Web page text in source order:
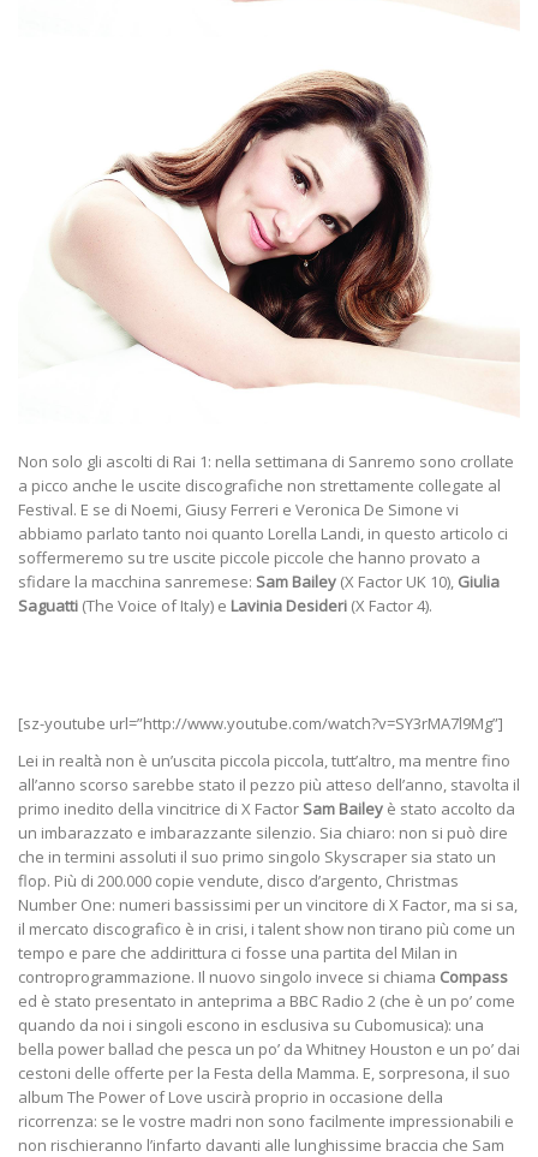
Non solo gli ascolti di Rai 1: nella settimana di Sanremo sono crollate
a picco anche le uscite discografiche non strettamente collegate al
Festival. E se di Noemi, Giusy Ferreri e Veronica De Simone vi
abbiamo parlato tanto noi quanto Lorella Landi, in questo articolo ci
soffermeremo su tre uscite piccole piccole che hanno provato a
sfidare la macchina sanremese: Sam Bailey (X Factor UK 10), Giulia
Saguatti (The Voice of Italy) e Lavinia Desideri (X Factor 4).
[sz-youtube url=”http://www.youtube.com/watch?v=SY3rMA7l9Mg”]
Lei in realtà non è un’uscita piccola piccola, tutt’altro, ma mentre fino
all’anno scorso sarebbe stato il pezzo più atteso dell’anno, stavolta il
primo inedito della vincitrice di X Factor Sam Bailey è stato accolto da
un imbarazzato e imbarazzante silenzio. Sia chiaro: non si può dire
che in termini assoluti il suo primo singolo Skyscraper sia stato un
flop. Più di 200.000 copie vendute, disco d’argento, Christmas
Number One: numeri bassissimi per un vincitore di X Factor, ma si sa,
il mercato discografico è in crisi, i talent show non tirano più come un
tempo e pare che addirittura ci fosse una partita del Milan in
controprogrammazione. Il nuovo singolo invece si chiama Compass
ed è stato presentato in anteprima a BBC Radio 2 (che è un po’ come
quando da noi i singoli escono in esclusiva su Cubomusica): una
bella power ballad che pesca un po’ da Whitney Houston e un po’ dai
cestoni delle offerte per la Festa della Mamma. E, sorpresona, il suo
album The Power of Love uscirà proprio in occasione della
ricorrenza: se le vostre madri non sono facilmente impressionabili e
non rischieranno l’infarto davanti alle lunghissime braccia che Sam